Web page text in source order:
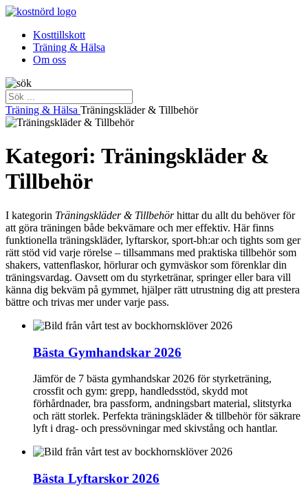
Kosttillskott
Träning & Hälsa
Om oss
Träning & Hälsa Träningskläder & Tillbehör
Kategori: Träningskläder &
Tillbehör
I kategorin Träningskläder & Tillbehörhittar du allt du behöver för
att göra träningen både bekvämare och mer effektiv. Här finns
funktionella träningskläder, lyftarskor, sport-bh:ar och tights som ger
rätt stöd vid varje rörelse – tillsammans med praktiska tillbehör som
shakers, vattenflaskor, hörlurar och gymväskor som förenklar din
träningsvardag. Oavsett om du styrketränar, springer eller bara vill
känna dig bekväm på gymmet, hjälper rätt utrustning dig att prestera
bättre och trivas mer under varje pass.
Bästa Gymhandskar 2026
Jämför de 7 bästa gymhandskar 2026 för styrketräning,
crossfit och gym: grepp, handledsstöd, skydd mot
förhårdnader, bra passform, andningsbart material, slitstyrka
och rätt storlek. Perfekta träningskläder & tillbehör för säkrare
lyft i drag- och pressövningar med skivstång och hantlar.
Bästa Lyftarskor 2026